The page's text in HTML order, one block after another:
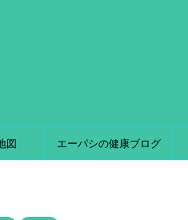
図 エーパシの健康ブログ